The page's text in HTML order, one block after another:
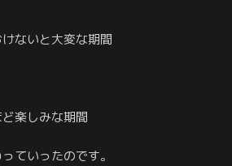
ないと大変な期間
楽しみな期間
ていったのです。